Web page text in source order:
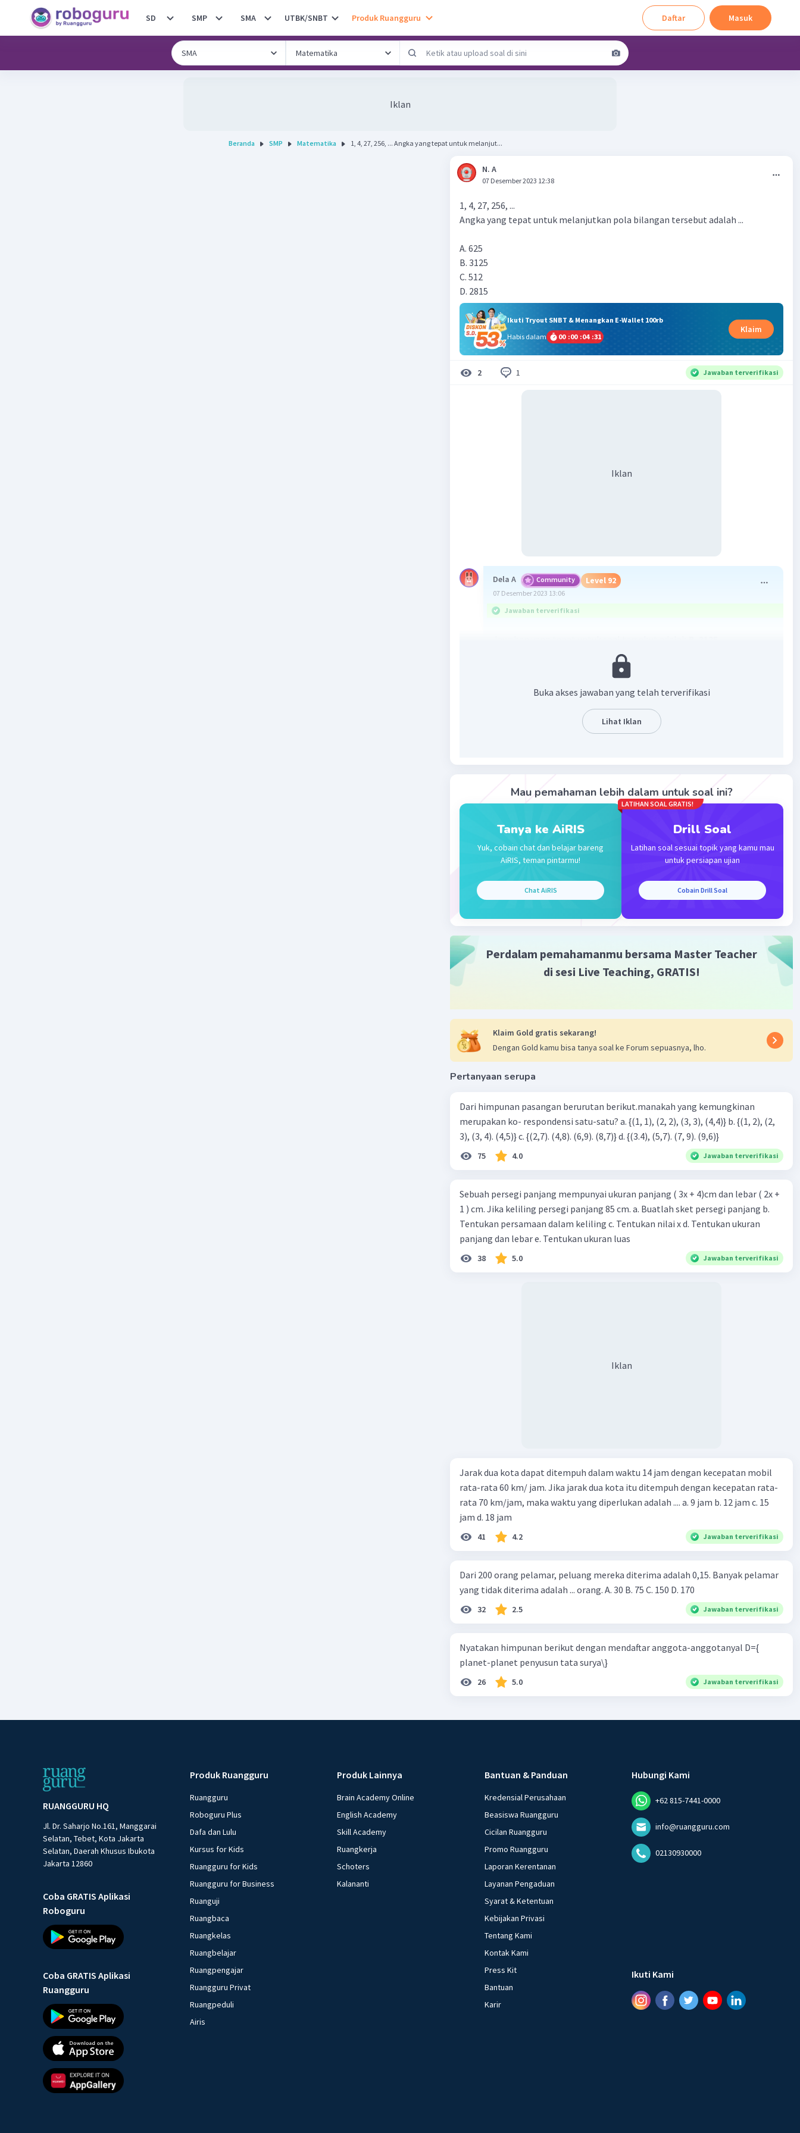
SD SMP SMA UTBK/SNBT Produk Ruangguru Daftar Masuk
Iklan
Beranda SMP Matematika 1, 4, 27, 256, ... Angka yang tepat untuk melanjut...
N. A
07 Desember 2023 12:38
1, 4, 27, 256, ...
Angka yang tepat untuk melanjutkan pola bilangan tersebut adalah ...
A. 625
B. 3125
C. 512
D. 2815
Ikuti Tryout SNBT & Menangkan E-Wallet 100rb
Habis dalam
00 :00 :04 :31
Klaim
2 1 Jawaban terverifikasi
Iklan
Dela A Community Level 92
07 Desember 2023 13:06
Jawaban terverifikasi
U3 = 27 = 3³
U5 = 5⁵ = 3125.
Buka akses jawaban yang telah terverifikasi
Lihat Iklan
Mau pemahaman lebih dalam untuk soal ini?
Tanya ke AiRIS
Yuk, cobain chat dan belajar bareng
AiRIS, teman pintarmu!
Chat AiRIS
LATIHAN SOAL GRATIS!
Drill Soal
Latihan soal sesuai topik yang kamu mau
untuk persiapan ujian
Cobain Drill Soal
Perdalam pemahamanmu bersama Master Teacher
di sesi Live Teaching, GRATIS!
Klaim Gold gratis sekarang!
Dengan Gold kamu bisa tanya soal ke Forum sepuasnya, lho.
Pertanyaan serupa
Dari himpunan pasangan berurutan berikut.manakah yang kemungkinan
merupakan ko- respondensi satu-satu? a. {(1, 1), (2, 2), (3, 3), (4,4)} b. {(1, 2), (2,
3), (3, 4). (4,5)} c. {(2,7). (4,8). (6,9). (8,7)} d. {(3.4), (5,7). (7, 9). (9,6)}
75 4.0 Jawaban terverifikasi
Sebuah persegi panjang mempunyai ukuran panjang ( 3x + 4)cm dan lebar ( 2x +
1 ) cm. Jika keliling persegi panjang 85 cm. a. Buatlah sket persegi panjang b.
Tentukan persamaan dalam keliling c. Tentukan nilai x d. Tentukan ukuran
panjang dan lebar e. Tentukan ukuran luas
38 5.0 Jawaban terverifikasi
Iklan
Jarak dua kota dapat ditempuh dalam waktu 14 jam dengan kecepatan mobil
rata-rata 60 km/ jam. Jika jarak dua kota itu ditempuh dengan kecepatan rata-
rata 70 km/jam, maka waktu yang diperlukan adalah .... a. 9 jam b. 12 jam c. 15
jam d. 18 jam
41 4.2 Jawaban terverifikasi
Dari 200 orang pelamar, peluang mereka diterima adalah 0,15. Banyak pelamar
yang tidak diterima adalah ... orang. A. 30 B. 75 C. 150 D. 170
32 2.5 Jawaban terverifikasi
Nyatakan himpunan berikut dengan mendaftar anggota-anggotanyal D={
planet-planet penyusun tata surya\}
26 5.0 Jawaban terverifikasi
RUANGGURU HQ
Jl. Dr. Saharjo No.161, Manggarai
Selatan, Tebet, Kota Jakarta
Selatan, Daerah Khusus Ibukota
Jakarta 12860
Coba GRATIS Aplikasi
Roboguru
Coba GRATIS Aplikasi
Ruangguru
Produk Ruangguru
Ruangguru
Roboguru Plus
Dafa dan Lulu
Kursus for Kids
Ruangguru for Kids
Ruangguru for Business
Ruanguji
Ruangbaca
Ruangkelas
Ruangbelajar
Ruangpengajar
Ruangguru Privat
Ruangpeduli
Airis
Produk Lainnya
Brain Academy Online
English Academy
Skill Academy
Ruangkerja
Schoters
Kalananti
Bantuan & Panduan
Kredensial Perusahaan
Beasiswa Ruangguru
Cicilan Ruangguru
Promo Ruangguru
Laporan Kerentanan
Layanan Pengaduan
Syarat & Ketentuan
Kebijakan Privasi
Tentang Kami
Kontak Kami
Press Kit
Bantuan
Karir
Hubungi Kami
+62 815-7441-0000
info@ruangguru.com
02130930000
Ikuti Kami